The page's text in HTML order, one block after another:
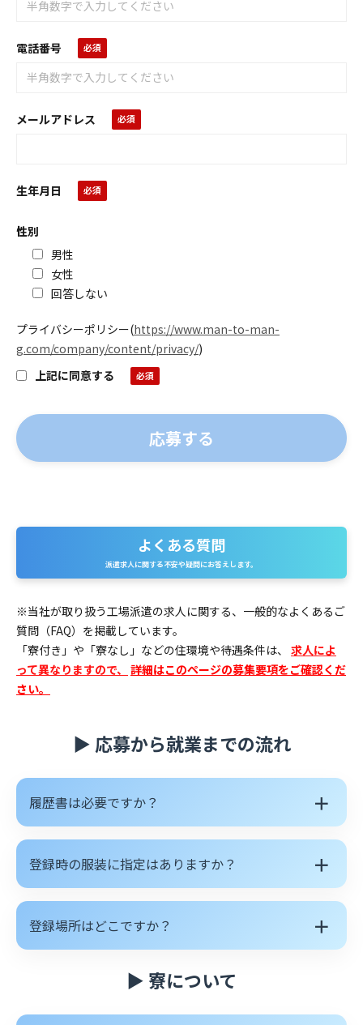
電話番号
メールアドレス
生年月日
性別
男性
女性
回答しない
プライバシーポリシー(https://www.man-to-man-
g.com/company/content/privacy/)
上記に同意する
く
あ
る
質
問
よくある質問
派遣求人に関する不安や疑問にお答えします。
※当社が取り扱う工場派遣の求人に関する、一般的なよくあるご
質問（FAQ）を掲載しています。
「寮付き」や「寮なし」などの住環境や待遇条件は、 求人によ
って異なりますので、 詳細はこのページの募集要項をご確認くだ
さい。
▶ 応募から就業までの流れ
履歴書は必要ですか？ ＋
登録時の服装に指定はありますか？ ＋
登録場所はどこですか？ ＋
▶ 寮について